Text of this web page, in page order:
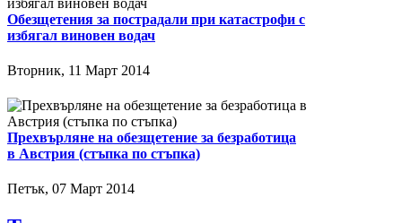
Обезщетения за пострадали при катастрофи с
избягал виновен водач
Вторник, 11 Март 2014
Прехвърляне на обезщетение за безработица
в Австрия (стъпка по стъпка)
Петък, 07 Март 2014